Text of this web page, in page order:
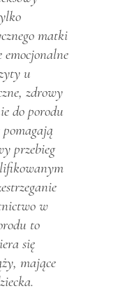
matki
emocjonalne
u
zdrowy
do porodu
przebieg
w
to
się
mające